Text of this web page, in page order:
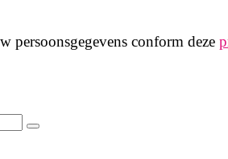
persoonsgegevens conform deze